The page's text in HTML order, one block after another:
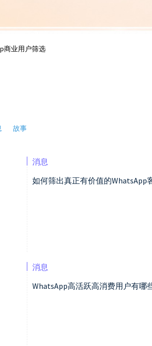
商业用户筛选
故事
消息
如何筛出真正有价值的WhatsApp
消息
WhatsApp高活跃高消费用户有哪